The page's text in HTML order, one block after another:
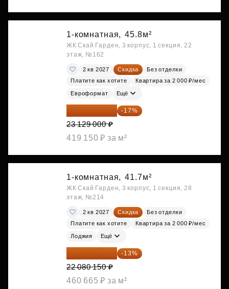
1-комнатная, 45.8м²
ЖК Скай Гарден, 3 корпус, 1 секция, 22
этаж, №162
2 кв 2027 Скидка
Без отделки
Платите как хотите
Квартира за 2 000 ₽/мес
Евроформат Ещё
19 197 070 ₽ -17%
23 129 000 ₽
419 150 ₽ за м²
1-комнатная, 41.7м²
ЖК Скай Гарден, 3 корпус, 1 секция, 28
этаж, №214
2 кв 2027 Скидка
Без отделки
Платите как хотите
Квартира за 2 000 ₽/мес
Лоджия Ещё
19 209 731 ₽ -13%
22 080 150 ₽
460 665 ₽ за м²